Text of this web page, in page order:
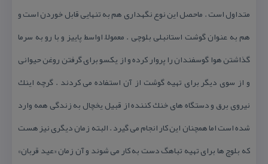
متداول است . ماحصل این نوع نگهداری هم به تنهایی قابل خوردن است و
هم به عنوان گوشت استانبلی بلوچی . معمولاً اواسط پاییز و با رو به سرما
گذاشتن هوا گوسفندان را پروار كرده و از یكسو برای گرفتن روغن حیوانی
و از سوی دیگر برای تهیه گوشت از آن استفاده می كردند . گرچه اینك
نیروی برق و دستگاه های خنك كننده از قبیل یخچال به زندگی همه وارد
شده است اما همچنان این كار انجام می گیرد . البته زمان دیگری نیز هست
كه بلوچ ها برای تهیه تباهگ دست به كار می شوند و آن زمان «عید قربان»